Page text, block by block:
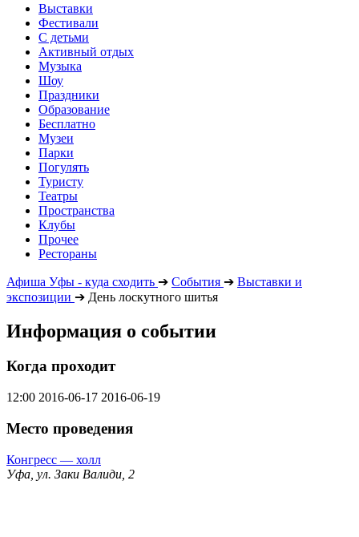
Выставки
Фестивали
С детьми
Активный отдых
Музыка
Шоу
Праздники
Образование
Бесплатно
Музеи
Парки
Погулять
Туристу
Театры
Пространства
Клубы
Прочее
Рестораны
Афиша Уфы - куда сходить ➔ События ➔ Выставки и
экспозиции ➔ День лоскутного шитья
Информация о событии
Когда проходит
12:00 2016-06-17 2016-06-19
Место проведения
Конгресс — холл
Уфа, ул. Заки Валиди, 2